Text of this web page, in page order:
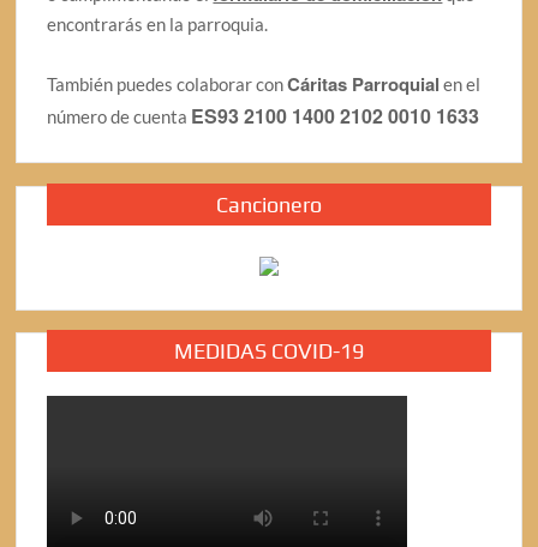
encontrarás en la parroquia.
También puedes colaborar conCáritas Parroquial en el
número de cuenta ES93 2100 1400 2102 0010 1633
Cancionero
MEDIDAS COVID-19